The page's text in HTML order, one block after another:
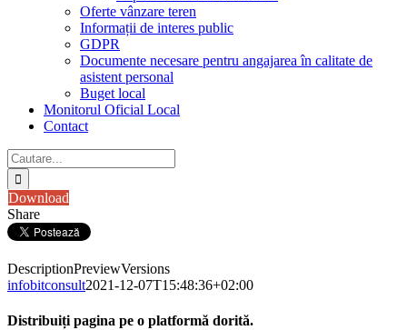
Oferte vânzare teren
Informații de interes public
GDPR
Documente necesare pentru angajarea în calitate de
asistent personal
Buget local
Monitorul Oficial Local
Contact
Cautare...
Download
Share
DescriptionPreviewVersions
infobitconsult2021-12-07T15:48:36+02:00
Distribuiți pagina pe o platformă dorită.